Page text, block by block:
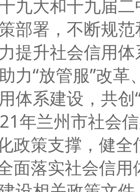
九大和十九届
部署，不断规
提升社会信用
力“放管服”改
体系建设，共创
年兰州市社会
政策支撑，健全
全面落实社会信